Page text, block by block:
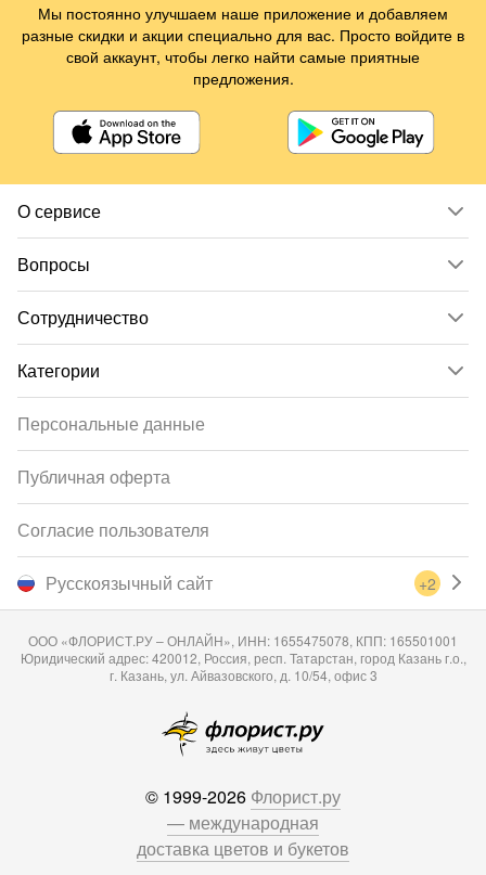
О сервисе
Вопросы
Сотрудничество
Категории
Русскоязычный сайт +2
Персональные данные
Публичная оферта
Согласие пользователя
ООО «ФЛОРИСТ.РУ – ОНЛАЙН», ИНН: 1655475078, КПП: 165501001
Юридический адрес: 420012, Россия, респ. Татарстан, город Казань г.о.,
г. Казань, ул. Айвазовского, д. 10/54, офис 3
© 1999-2026 Флорист.ру
— международная
доставка цветов и букетов
Мы постоянно улучшаем наше приложение и добавляем
разные скидки и акции специально для вас. Просто войдите в
свой аккаунт, чтобы легко найти самые приятные
предложения.